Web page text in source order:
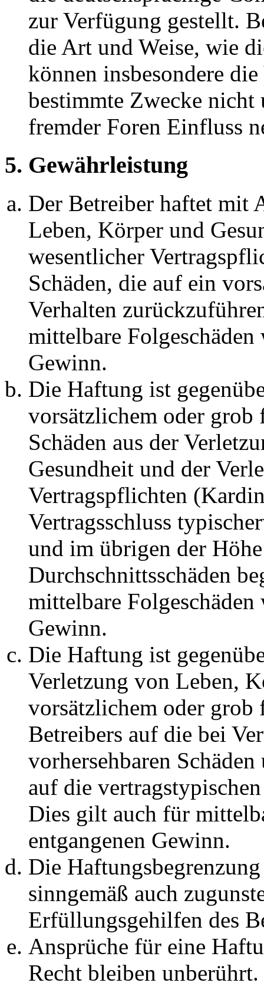
zur Verfügung gestellt.
die Art und Weise, wie
können insbesondere
bestimmte Zwecke nicht
fremder Foren Einfluss
5. Gewährleistung
Der Betreiber haftet mit
Leben, Körper und
wesentlicher
Schäden, die auf ein
Verhalten
mittelbare Folgeschäden
Gewinn.
Die Haftung ist
vorsätzlichem oder grob
Schäden aus der
Gesundheit und der
Vertragspflichten
Vertragsschluss
und im übrigen der
Durchschnittsschäden
mittelbare Folgeschäden
Gewinn.
Die Haftung ist
Verletzung von Leben,
vorsätzlichem oder grob
Betreibers auf die bei
vorhersehbaren
auf die
Dies gilt auch für
entgangenen Gewinn.
Die
sinngemäß auch
Erfüllungsgehilfen des
Ansprüche für eine
Recht bleiben unberührt.